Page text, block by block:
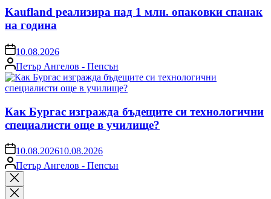
Kaufland реализира над 1 млн. опаковки спанак
на година
on 10.08.2026
Posted
by
Петър Ангелов - Пепсън
Как Бургас изгражда бъдещите си технологични
специалисти още в училище?
on 10.08.202610.08.2026
Posted
by
Петър Ангелов - Пепсън
Close
search